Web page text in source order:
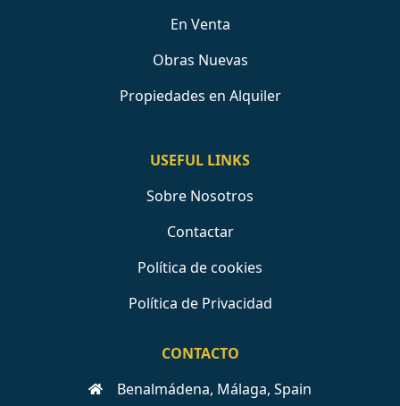
En Venta
Obras Nuevas
Propiedades en Alquiler
USEFUL LINKS
Sobre Nosotros
Contactar
Política de cookies
Política de Privacidad
CONTACTO
Benalmádena, Málaga, Spain